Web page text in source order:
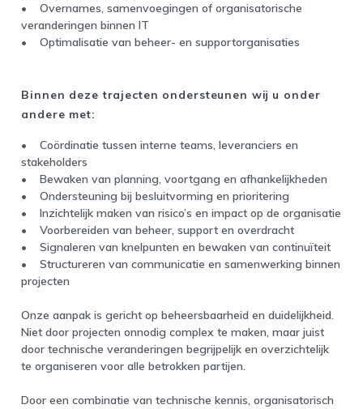
• Overnames, samenvoegingen of organisatorische
veranderingen binnen IT
• Optimalisatie van beheer- en supportorganisaties
Binnen deze trajecten ondersteunen wij u onder
andere met:
• Coördinatie tussen interne teams, leveranciers en
stakeholders
• Bewaken van planning, voortgang en afhankelijkheden
• Ondersteuning bij besluitvorming en prioritering
• Inzichtelijk maken van risico’s en impact op de organisatie
• Voorbereiden van beheer, support en overdracht
• Signaleren van knelpunten en bewaken van continuïteit
• Structureren van communicatie en samenwerking binnen
projecten
Onze aanpak is gericht op beheersbaarheid en duidelijkheid.
Niet door projecten onnodig complex te maken, maar juist
door technische veranderingen begrijpelijk en overzichtelijk
te organiseren voor alle betrokken partijen.
Door een combinatie van technische kennis, organisatorisch